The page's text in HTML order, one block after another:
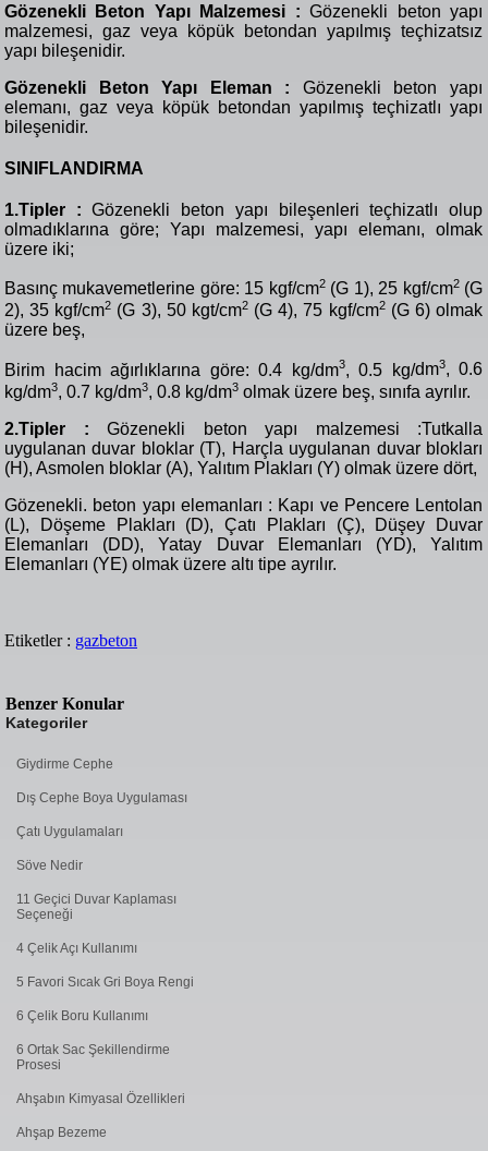
Gözenekli Beton Yapı Malzemesi : Gözenekli beton yapı
malzemesi, gaz veya köpük betondan yapılmış teçhizatsız
yapı bileşenidir.
Gözenekli Beton Yapı Eleman : Gözenekli beton yapı
elemanı, gaz veya köpük betondan yapılmış teçhizatlı yapı
bileşenidir.
SINIFLANDIRMA
1.Tipler : Gözenekli beton yapı bileşenleri teçhizatlı olup
olmadıklarına göre;Yapı malzemesi, yapı elemanı, olmak
üzere iki;
Basınç mukavemetlerine göre: 15 kgf/cm2(G 1), 25 kgf/cm2(G
2), 35 kgf/cm2 (G 3), 50 kgt/cm2(G 4), 75 kgf/cm2(G 6) olmak
üzere beş,
Birim hacim ağırlıklarına göre: 0.4 kg/dm3, 0.5 kg/dm3, 0.6
kg/dm3, 0.7 kg/dm3, 0.8 kg/dm3 olmak üzere beş, sınıfa ayrılır.
2.Tipler : Gözenekli beton yapı malzemesi :Tutkalla
uygulanan duvar bloklar (T), Harçla uygulanan duvar blokları
(H), Asmolen bloklar (A), Yalıtım Plakları (Y) olmak üzere dört,
Gözenekli. beton yapı elemanları : Kapı ve Pencere Lentolan
(L), Döşeme Plakları (D), Çatı Plakları (Ç), Düşey Duvar
Elemanları (DD), Yatay Duvar Elemanları (YD), Yalıtım
Elemanları (YE) olmak üzere altı tipe ayrılır.
Etiketler : gazbeton
Benzer Konular
Kategoriler
Giydirme Cephe
Dış Cephe Boya Uygulaması
Çatı Uygulamaları
Söve Nedir
11 Geçici Duvar Kaplaması
Seçeneği
4 Çelik Açı Kullanımı
5 Favori Sıcak Gri Boya Rengi
6 Çelik Boru Kullanımı
6 Ortak Sac Şekillendirme
Prosesi
Ahşabın Kimyasal Özellikleri
Ahşap Bezeme